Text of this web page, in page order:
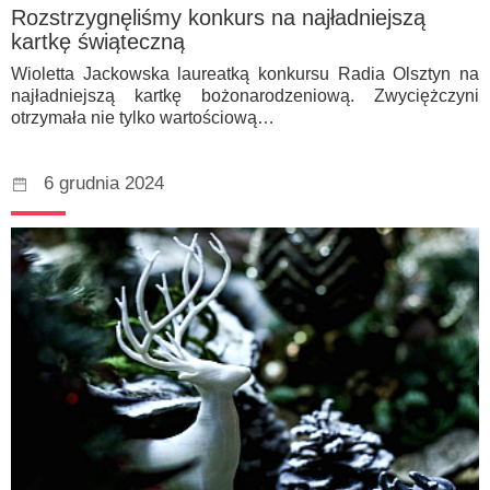
Rozstrzygnęliśmy konkurs na najładniejszą
kartkę świąteczną
Wioletta Jackowska laureatką konkursu Radia Olsztyn na
najładniejszą kartkę bożonarodzeniową. Zwyciężczyni
otrzymała nie tylko wartościową…
6 grudnia 2024